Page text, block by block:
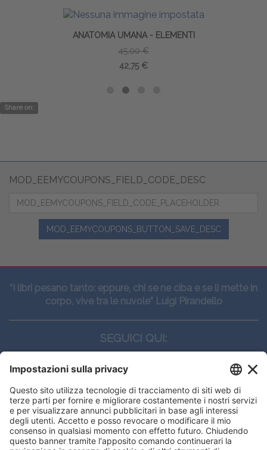
ANATOMIA UMANA - ELEMENTI
45,00 €
42,75 €
Share on:
MOD_EEMYCOUPONS_FIELD_CODE_DESC
MOD_EEMYCOUPONS_BUTTON_SAVE_DESC
“I libri pesano tanto: eppure, chi se ne ciba e se li mette in
corpo, vive tra le nuvole” Luigi Pirandello
SEGUICI QUI:
CONTATTI
Edi.Ermes srl
Viale E. Forlanini, 21 - 20134, Milano